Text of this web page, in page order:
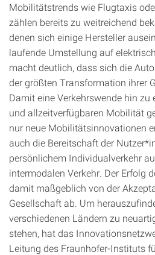
Mobilitätstrends wie Flugtaxis
zählen bereits zu weitreichend
denen sich einige Hersteller
laufende Umstellung auf
macht deutlich, dass sich die
der größten Transformation ihrer
Damit eine Verkehrswende hin
und allzeitverfügbaren Mobilität
nur neue Mobilitätsinnovationen
auch die Bereitschaft der
persönlichem Individualverkehr
intermodalen Verkehr. Der Erfolg
damit maßgeblich von der
Gesellschaft ab. Um
verschiedenen Ländern zu
stehen, hat das
Leitung des Fraunhofer-Instituts